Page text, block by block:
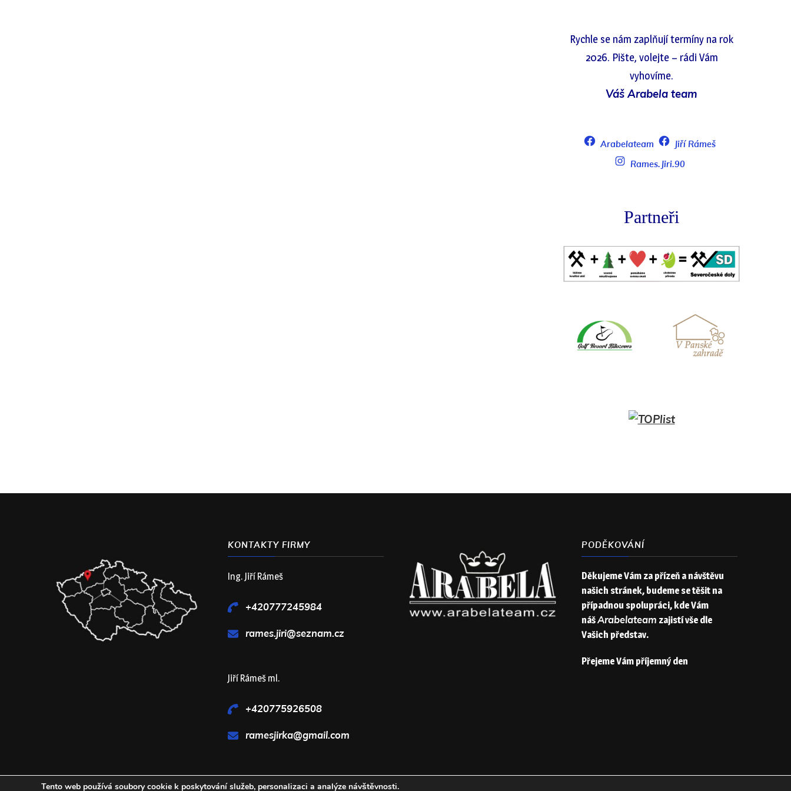
Rychle se nám zaplňují termíny na rok
2026. Pište, volejte – rádi Vám
vyhovíme.
Váš Arabela team
Arabelateam Jiří Rámeš
Rames.Jiri.90
Partneři
KONTAKTY FIRMY
Ing. Jiří Rámeš
+420777245984
rames.jiri@seznam.cz
Jiří Rámeš ml.
+420775926508
ramesjirka@gmail.com
PODĚKOVÁNÍ
Děkujeme Vám za přízeň a návštěvu
našich stránek, budeme se těšit na
případnou spolupráci, kde Vám
nášArabelateam zajistí vše dle
Vašich představ.
Přejeme Vám příjemný den
Tento web používá soubory cookie k poskytování služeb, personalizaci a analýze návštěvnosti.